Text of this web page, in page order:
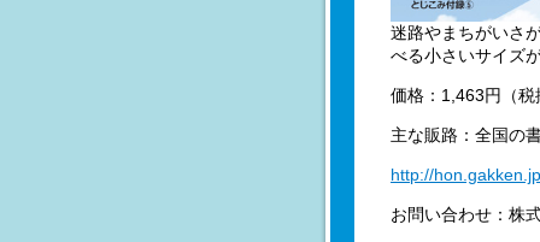
迷路やまちがいさ
べる小さいサイズ
価格：1,463円（税
主な販路：全国の
http://
お問い合わせ：株